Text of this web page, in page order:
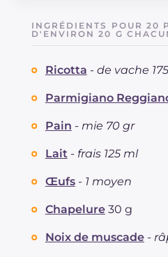
Dont sucres
Graisses
Fibre
Cholestérol
INGRÉDIENTS POUR 20
D'ENVIRON 20 G
Ricotta - de vache
Parmigiano
Pain - mie 70 gr
Lait - frais 125 ml
Œufs - 1 moyen
Chapelure 30 g
Noix de muscade -